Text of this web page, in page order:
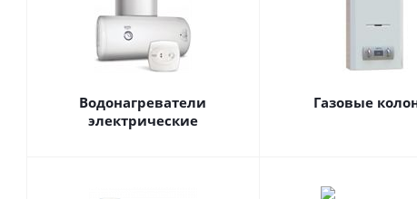
Водонагреватели
электрические
Газовые